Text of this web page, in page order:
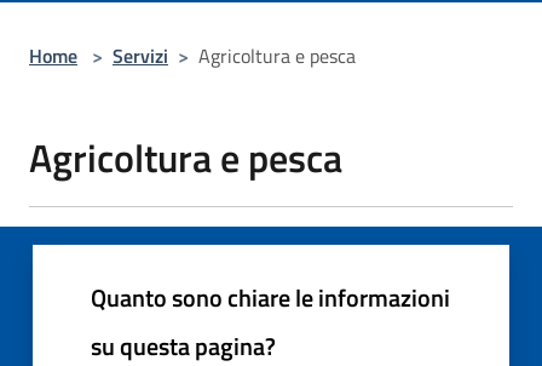
Home > Servizi > Agricoltura e pesca
Agricoltura e pesca
Quanto sono chiare le informazioni
su questa pagina?